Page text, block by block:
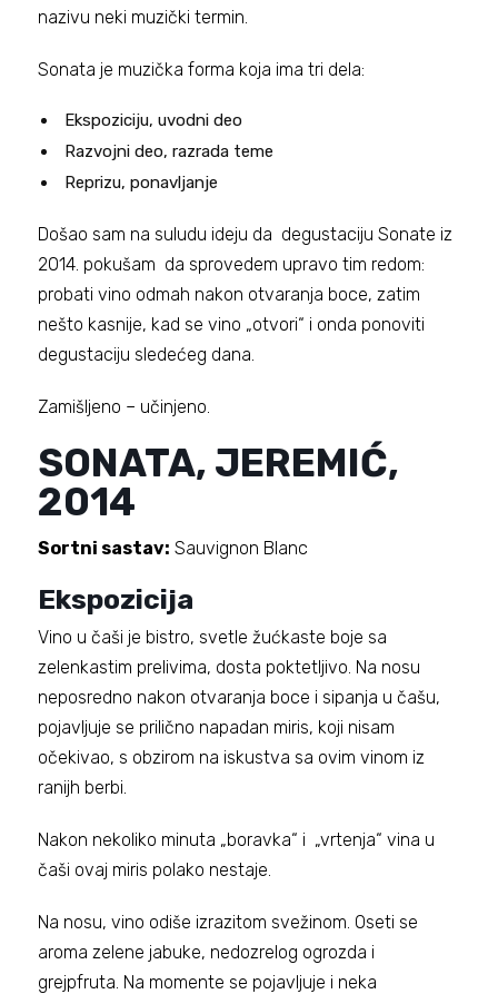
nazivu neki muzički termin.
Sonata je muzička forma koja ima tri dela:
Ekspoziciju, uvodni deo
Razvojni deo, razrada teme
Reprizu, ponavljanje
Došao sam na suludu ideju da degustaciju Sonate iz
2014. pokušam da sprovedem upravo tim redom:
probati vino odmah nakon otvaranja boce, zatim
nešto kasnije, kad se vino „otvori“ i onda ponoviti
degustaciju sledećeg dana.
Zamišljeno – učinjeno.
SONATA, JEREMIĆ,
2014
Sortni sastav: Sauvignon Blanc
Ekspozicija
Vino u čaši je bistro, svetle žućkaste boje sa
zelenkastim prelivima, dosta poktetljivo. Na nosu
neposredno nakon otvaranja boce i sipanja u čašu,
pojavljuje se prilično napadan miris, koji nisam
očekivao, s obzirom na iskustva sa ovim vinom iz
ranijh berbi.
Nakon nekoliko minuta „boravka“ i „vrtenja“ vina u
čaši ovaj miris polako nestaje.
Na nosu, vino odiše izrazitom svežinom. Oseti se
aroma zelene jabuke, nedozrelog ogrozda i
grejpfruta. Na momente se pojavljuje i neka